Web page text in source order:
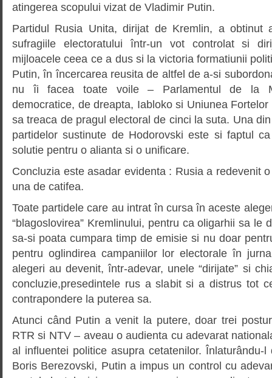
atingerea scopului vizat de Vladimir Putin.
Partidul Rusia Unita, dirijat de Kremlin, a obtinut
sufragiile electoratului într-un vot controlat si
mijloacele ceea ce a dus si la victoria formatiunii
Putin, în încercarea reusita de altfel de a-si
nu îi facea toate voile – Parlamentul de la
democratice, de dreapta, Iabloko si Uniunea
sa treaca de pragul electoral de cinci la suta. Una
partidelor sustinute de Hodorovski este si faptul
solutie pentru o alianta si o unificare.
Concluzia este asadar evidenta : Rusia a redevenit
una de catifea.
Toate partidele care au intrat în cursa în aceste
“blagoslovirea” Kremlinului, pentru ca oligarhii sa le
sa-si poata cumpara timp de emisie si nu doar
pentru oglindirea campaniilor lor electorale în
alegeri au devenit, într-adevar, unele “dirijate” si
concluzie,presedintele rus a slabit si a distrus tot
contrapondere la puterea sa.
Atunci când Putin a venit la putere, doar trei
RTR si NTV – aveau o audienta cu adevarat
al influentei politice asupra cetatenilor. Înlaturându-
Boris Berezovski, Putin a impus un control cu